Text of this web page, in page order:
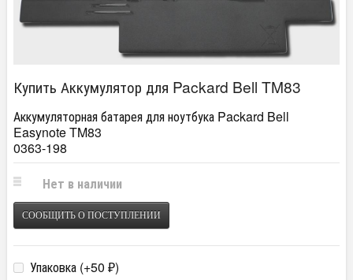
Купить Аккумулятор для Packard Bell TM83
Аккумуляторная батарея для ноутбука Packard Bell
Easynote TM83
0363-198
Нет в наличии
СООБЩИТЬ О ПОСТУПЛЕНИИ
Упаковка (+50 ₽)